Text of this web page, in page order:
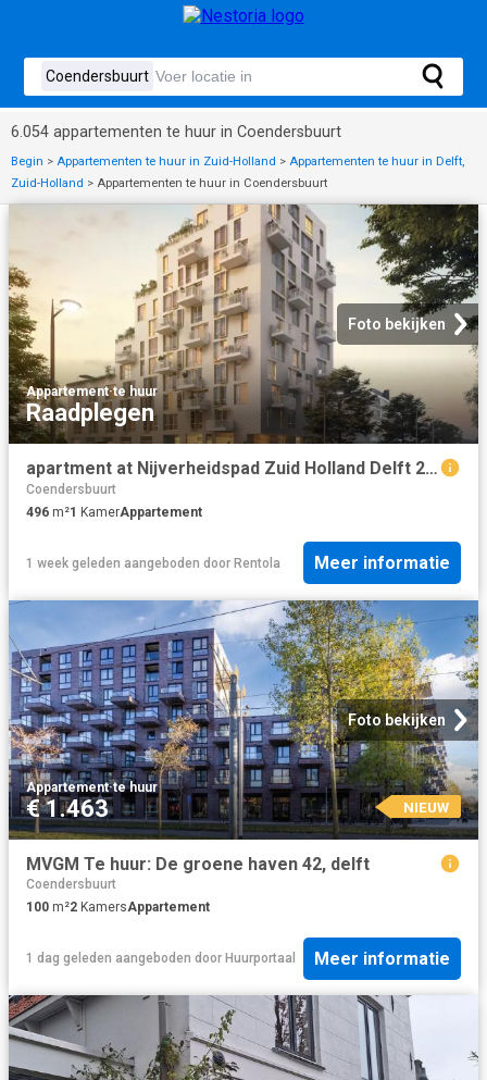
6.054 appartementen te huur in Coendersbuurt
Begin > Appartementen te huur in Zuid-Holland > Appartementen te huur in Delft,
Zuid-Holland > Appartementen te huur in Coendersbuurt
Foto bekijken
Appartement·te huur
Raadplegen
apartment at Nijverheidspad Zuid Holland Delft 2624 MR
Coendersbuurt
496 m²1 KamerAppartement
1 week geleden aangeboden door Rentola Meer informatie
Foto bekijken
Appartement·te huur
€ 1.463 NIEUW
MVGM Te huur: De groene haven 42, delft
Coendersbuurt
100 m²2 KamersAppartement
1 dag geleden aangeboden door Huurportaal Meer informatie